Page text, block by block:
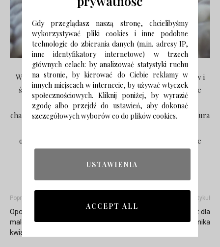
Wszystkie produkty są tworzone z polskich materiałów i
świetnie komponują się z aktualnym trendem extreme
knitting. Puszyste pledy z wełny czesankowej nadają
charakteru aranżacji wnętrza, szczególnie gdy zimowa aura
oryginalnym prezentem dla kogoś, kto lubi przytulne
Poprzedni artykuł
Opolskie Dziouchy – kubki
malowane w tradycyjne
kwiatowe wzory
Następny artykuł
Pomysł na prezent dla
podróżnika
Gdy przeglądasz naszą stronę, chcielibyśmy
wykorzystywać pliki cookies i inne podobne
technologie do zbierania danych (m.in. adresy IP,
inne identyfikatory internetowe) w trzech
głównych celach: by analizować statystyki ruchu
na stronie, by kierować do Ciebie reklamy w
innych miejscach w internecie, by używać wtyczek
społecznościowych. Kliknij poniżej, by wyrazić
zgodę albo przejdź do ustawień, aby dokonać
szczegółowych wyborów co do plików cookies.
USTAWIENIA
ACCEPT ALL